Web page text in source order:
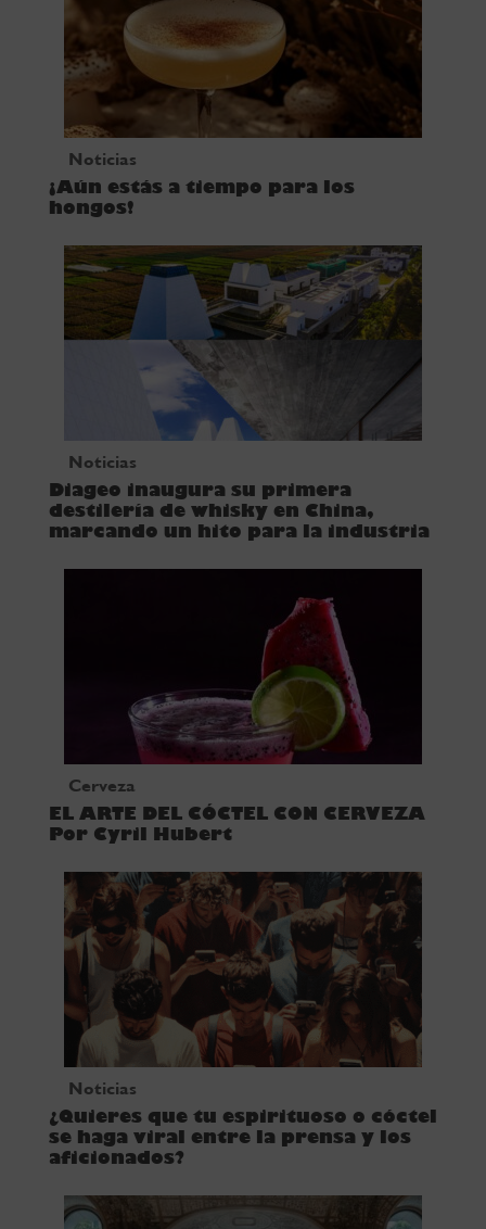
Noticias
¡Aún estás a tiempo para los
hongos!
Noticias
Diageo inaugura su primera
destilería de whisky en China,
marcando un hito para la industria
Cerveza
EL ARTE DEL CÓCTEL CON CERVEZA
Por Cyril Hubert
Noticias
¿Quieres que tu espirituoso o cóctel
se haga viral entre la prensa y los
aficionados?